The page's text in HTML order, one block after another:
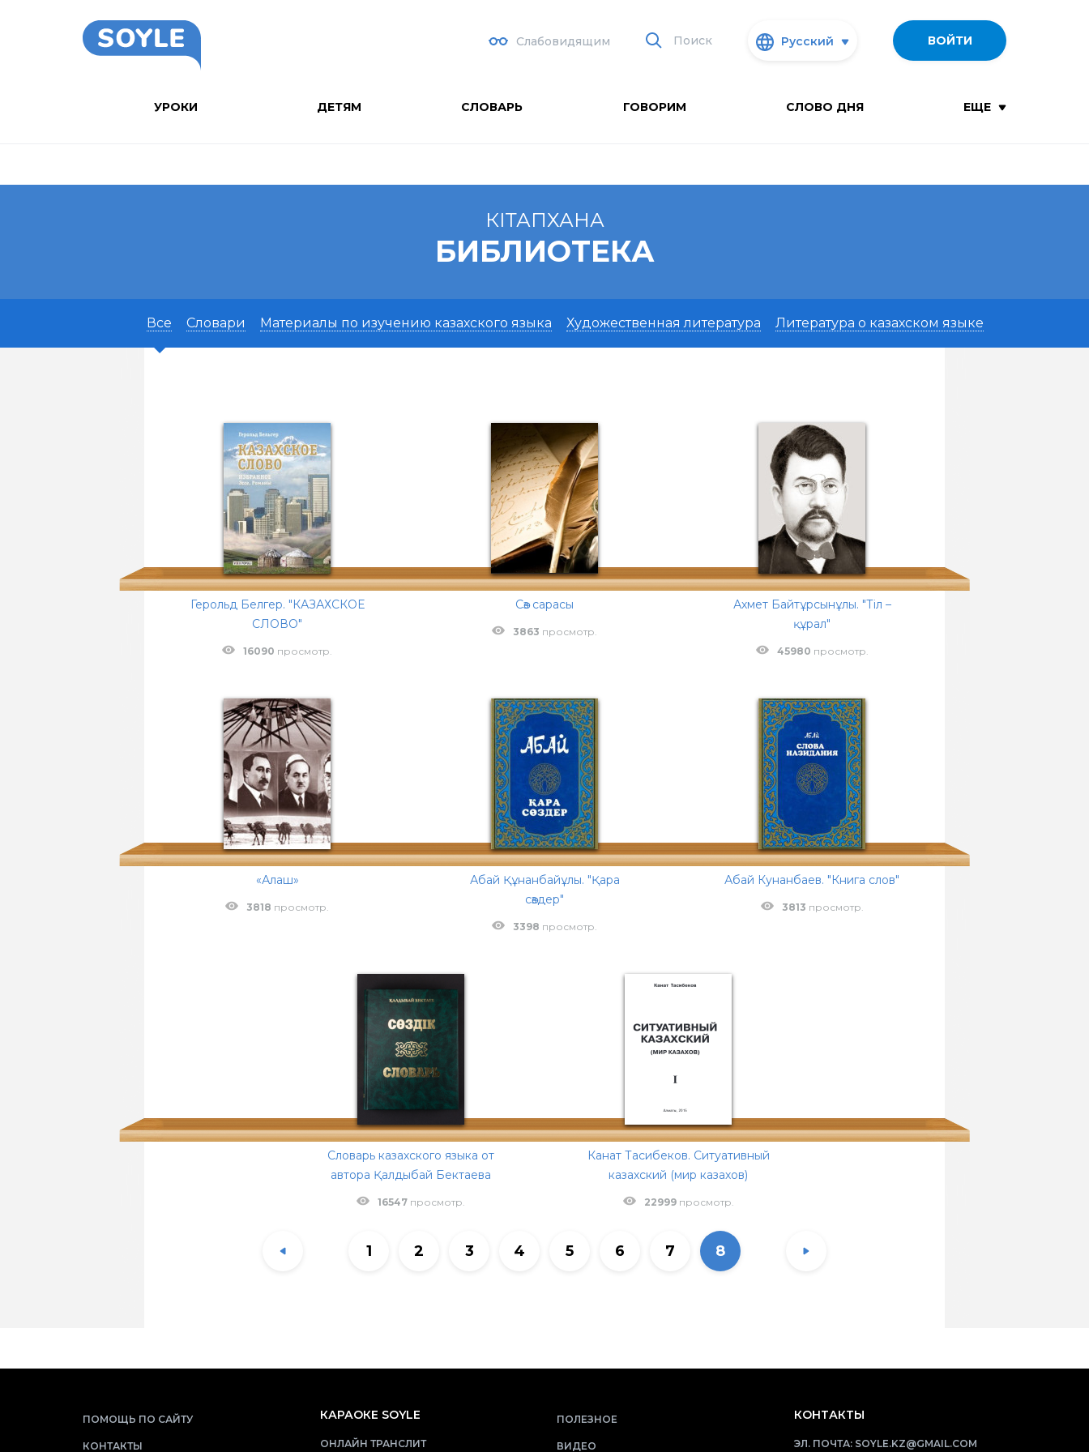
Слабовидящим Поиск Русский ВОЙТИ
УРОКИ ДЕТЯМ СЛОВАРЬ ГОВОРИМ СЛОВО ДНЯ ЕЩЕ
КIТАПХАНА
БИБЛИОТЕКА
Все Словари Материалы по изучению казахского языка Художественная литература Литература о казахском языке
Герольд Белгер. "КАЗАХСКОЕ
СЛОВО"
16090 просмотр.
Сөз сарасы
3863 просмотр.
Ахмет Байтұрсынұлы. "Тіл –
құрал"
45980 просмотр.
«Алаш»
3818 просмотр.
Абай Құнанбайұлы. "Қара
сөздер"
3398 просмотр.
Абай Кунанбаев. "Книга слов"
3813 просмотр.
Словарь казахского языка от
автора Қалдыбай Бектаева
16547 просмотр.
Канат Тасибеков. Ситуативный
казахский (мир казахов)
22999просмотр.
1 2 3 4 5 6 7 8
ПОМОЩЬ ПО САЙТУ
КОНТАКТЫ
КАРАОКЕ SOYLE
ОНЛАЙН ТРАНСЛИТ
ПОЛЕЗНОЕ
ВИДЕО
КОНТАКТЫ
ЭЛ. ПОЧТА: SOYLE.KZ@GMAIL.COM